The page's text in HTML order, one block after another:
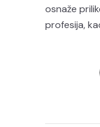
osnaže
profesija,